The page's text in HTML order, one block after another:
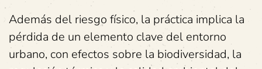
Además del riesgo físico, la práctica implica la
pérdida de un elemento clave del entorno
urbano, con efectos sobre la biodiversidad, la